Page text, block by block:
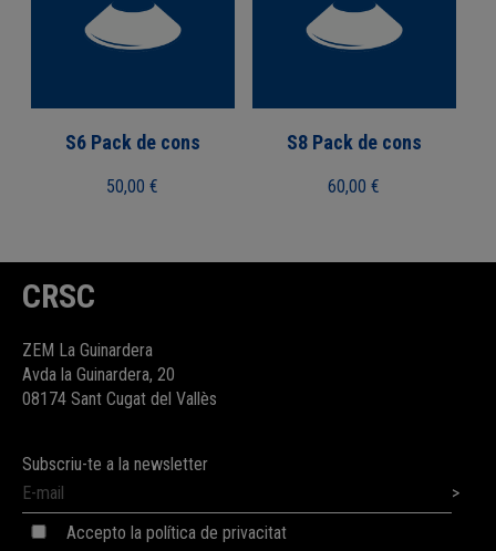
S6 Pack de cons
50,00€
S8 Pack de cons
60,00€
CRSC
ZEM La Guinardera
Avda la Guinardera, 20
08174 Sant Cugat del Vallès
Subscriu-te a la newsletter
Accepto la política de privacitat